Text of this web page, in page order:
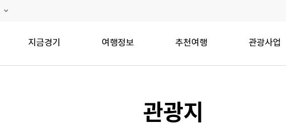
지금경기 여행정보 추천여행 관광사업
관광지